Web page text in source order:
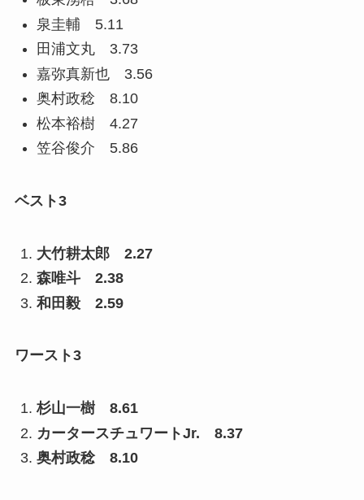
泉圭輔 5.11
田浦文丸 3.73
嘉弥真新也 3.56
奥村政稔 8.10
松本裕樹 4.27
笠谷俊介 5.86
ベスト3
大竹耕太郎 2.27
森唯斗 2.38
和田毅 2.59
ワースト3
杉山一樹 8.61
カータースチュワートJr. 8.37
奥村政稔 8.10